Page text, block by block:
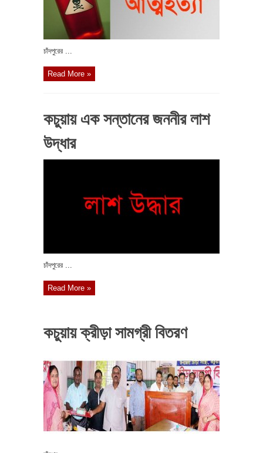
চাঁদপুরের ...
Read More »
কচুয়ায় এক সন্তানের জননীর লাশ
উদ্ধার
চাঁদপুরের ...
Read More »
কচুয়ায় ক্রীড়া সামগ্রী বিতরণ